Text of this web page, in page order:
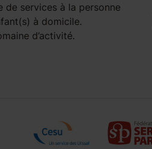
de services à la personne
à domicile.
d’activité.